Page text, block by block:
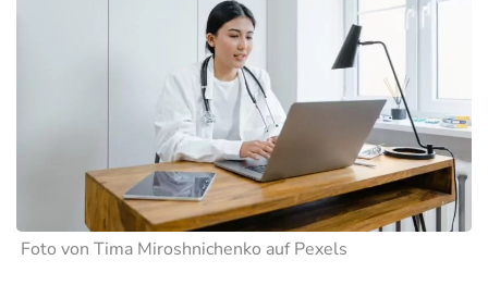
Foto von Tima Miroshnichenko auf Pexels